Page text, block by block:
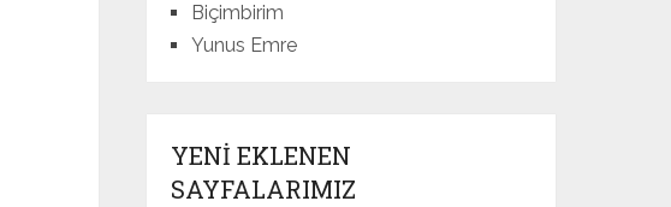
Biçimbirim
Yunus Emre
YENI EKLENEN
SAYFALARIMIZ